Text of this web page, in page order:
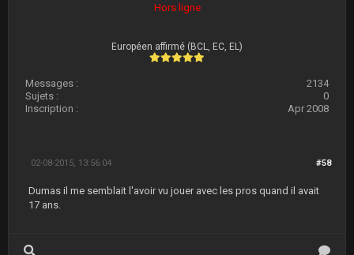
Hors ligne
Européen affirmé (BCL, EC, EL)
Messages :
2134
Sujets :
0
Inscription :
Apr 2008
#58
02-08-2015, 13:56:04
Dumas il me semblait l'avoir vu jouer avec les pros quand il avait
17 ans.